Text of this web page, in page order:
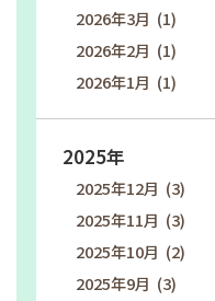
2026年3月 (1)
2026年2月 (1)
2026年1月 (1)
2025年
2025年12月 (3)
2025年11月 (3)
2025年10月 (2)
2025年9月 (3)